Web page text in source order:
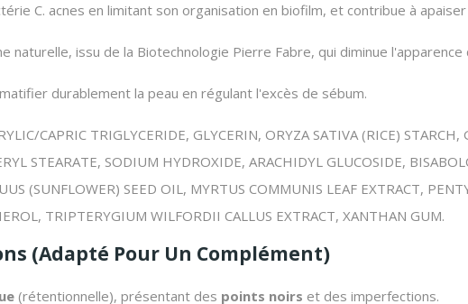
C. acnes en limitant son organisation en biofilm, et contribue à
issu de la Biotechnologie Pierre Fabre, qui diminue
durablement la peau en régulant l'excès de sébum.
CAPRIC TRIGLYCERIDE, GLYCERIN, ORYZA SATIVA (RICE) STARCH,
STEARATE, SODIUM HYDROXIDE, ARACHIDYL GLUCOSIDE,
(SUNFLOWER) SEED OIL, MYRTUS COMMUNIS LEAF EXTRACT,
TRIPTERYGIUM WILFORDII CALLUS EXTRACT, XANTHAN GUM.
(Adapté Pour Un Complément)
(rétentionnelle), présentant des points noirs et des imperfections.